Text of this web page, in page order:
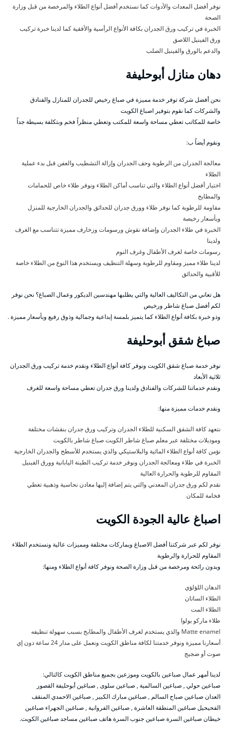
نوفر أفضل المعدات والأدوات كما نستخدم أفضل أنواع الطلاء والمرخصة من قبل وزارة
الصحة
الخبرة في تركيب ورق الجدران بكافة الأنواع الرأسية والأفقية كما لدينا خبرة تركيب
ورق الفينيل اللاصق
والدعم بالورق والفينيل الصلب
دهان منازل أبوحليفة
نحن أفضل شركة توفر خدمة مميزة في صباغ رخيص للجدران للمنازل والفنادق
والشركات كما نقوم بتوفير اصباغ الكويت
خاصة للمكاتب تعطي مساحة واسعة للمكتب وتعطي منظراً فخم وبتكلفة بسيطة جداً
ونقوم أيضاً ب:
معالجة الجدران من الرطوبة وحف الجدران وإزالة التشطيب والعفن قبل بدء عملية
الطلاء
اختيار أفضل أنواع الطلاء والتي تناسب أماكن الطلاء ونوفر طلاء خاص للحمامات
والمطابخ
مقاومة للرطوبة كما نوفر طلاء وورق جدران للحدائق والجدران الخارجية للمنزل
وبأسعار رخيصة
الخبرة في طلاء الجدران وإضافة نقوش ورسومات وزخارف مميزة تتناسب مع الغرف
ولدينا
رسومات خاصة لغرف الأطفال وغرف النوم
لدينا طلاء مميز ومقاوم للرطوبة وسهلة التنظيف ويستخدم هذا النوع من الطلاء خاصة
للأقبية والحدائق
هل تعاني من التكاليف العالية والتي يطلبها مهندسين الديكور وعمال الصباغ؟ نحن نوفر
لكم أفضل صباغ شاطر ورخيص
وذو خبرة بكافة أنواع الطلاء كما يتميز بلمسة إبداعية وجمالية وذوق رفيع وبأسعار مميزة .
صباغ شقق أبوحليفة
نوفر خدمة صباغ شقق الكويت ونوفر كافة أنواع الطلاء ونقدم خدمة تركيب ورق الجدران
ثلاثية الأبعاد
ونقدم خدماتنا للشركات والفنادق ولدينا ورق جدران تعطي مساحة واسعة للغرف
ونقدم خدمات مميزة منها:
نتعهد كافة الشقق السكنية للطلاء الجدران وتركيب ورق جدران بنقشات مختلفة
وموديلات مختلفة عبر معلم صباغ شاطر الكويت صباغ شاطر بالكويت
نؤمن كافة أنواع الطلاء المائية والبلاستيكي والذي يستخدم للأسطح والجدران الخارجية
الخبرة في طلاء ومعالجة الجدران ونوفر خدمة تركيب الطينة اليابانية وورق الفينيل
المقاوم للرطوبة والحرارة العالية
نقدم لكم ورق جدران المعدني والتي يتم إضافة إليها معادن نحاسية وذهبية تعطي
فخامة للمكان
اصباغ عالية الجودة الكويت
نوفر لكم عبر شركتنا أفضل الاصباغ وبماركات مختلفة ومميزات عالية ونستخدم الطلاء
المقاوم للحرارة والرطوبة
وبدون رائحة ومرخصة من قبل وزارة الصحة ونوفر كافة أنواع الطلاء ومنها:
الدهان اللؤلؤي
الطلاء الساتان
الطلاء المت
طلاء ماركو بولوا
Matte enamel والذي يستخدم لغرف الأطفال والمطابخ بسبب سهولة تنظيفه
أسعارنا مميزة ونوفر خدمتنا لكافة مناطق الكويت ونعمل على مدار 24 ساعة دون إي
صوت أو ضجيج
لدينا أمهر عمال صباعين بالكويت وموزعين بجميع مناطق الكويت كالتالي:
صباعين حولي , صباعين السالمية , صباعين سلوى , صباغين أبوحليفة القصور
العدان صباعين صباح السالم , صباغين مبارك الكبير , صباغين الاحمدي المنقف
الفحيحيل صباغين المنطقة العاشرة , صباغين الفروانية , صباغين الجهراء صباغين
خيطان صباغين السرة صباعين جنوب السرة هاتف صباغين مساجد صباغين الكويت.